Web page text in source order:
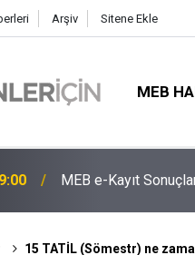
Arşiv Sitene Ekle
MEB
4 Branşta
15 TATİL (Sömestr) ne